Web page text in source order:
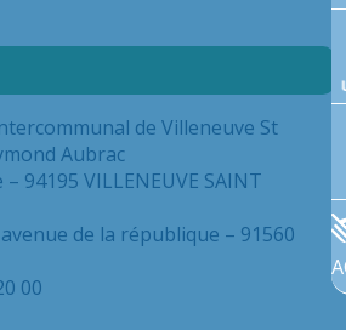
de Villeneuve St
Aubrac
94195 VILLENEUVE SAINT
de la république – 91560
00